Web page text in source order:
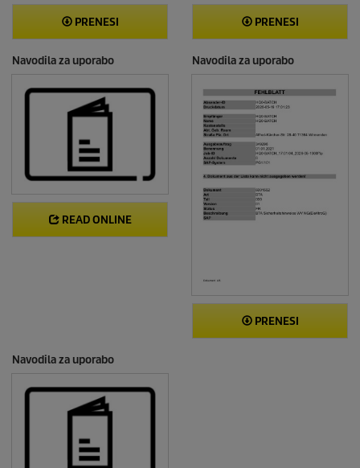
PRENESI PRENESI
Navodila za uporabo
READ ONLINE
Navodila za uporabo
PRENESI
Navodila za uporabo